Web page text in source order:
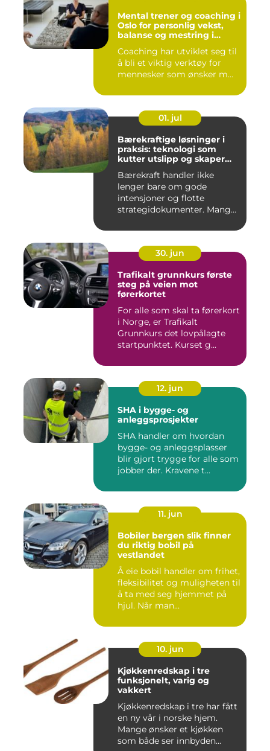
Mental trener og coaching i
Oslo for personlig vekst,
balanse og mestring i
Coaching har utviklet seg til
å bli et viktig verktøy for
mennesker som ønsker m...
01. jul
Bærekraftige løsninger i
praksis: teknologi som
kutter utslipp og skaper
Bærekraft handler ikke
lenger bare om gode
intensjoner og flotte
strategidokumenter. Mange
30. jun
Trafikalt grunnkurs første
steg på veien mot
førerkortet
For alle som skal ta førerkort
i Norge, er Trafikalt
Grunnkurs det lovpålagte
startpunktet. Kurset g...
12. jun
SHA i bygge- og
anleggsprosjekter
SHA handler om hvordan
bygge- og anleggsplasser
blir gjort trygge for alle som
jobber der. Kravene t...
11. jun
Bobiler bergen slik finner
du riktig bobil på
vestlandet
Å eie bobil handler om frihet,
fleksibilitet og muligheten til
å ta med seg hjemmet på
hjul. Når man...
10. jun
Kjøkkenredskap i tre
funksjonelt, varig og
vakkert
Kjøkkenredskap i tre har fått
en ny vår i norske hjem.
Mange ønsker et kjøkken
som både ser innbyden...